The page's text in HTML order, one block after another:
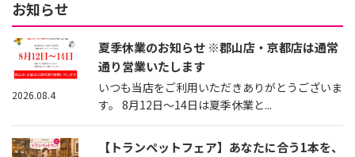
お知らせ
夏季休業のお知らせ ※郡山店・京都店は通常
通り営業いたします
いつも当店をご利用いただきありがとうございま
す。 8月12日～14日は夏季休業と...
2026.08.4
【トランペットフェア】あなたに合う1本を、